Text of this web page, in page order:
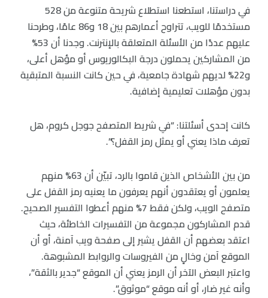
في دراستنا، استطعنا استطلاع شريحة متنوعة من 528
مستخدمًا للويب، تتراوح أعمارهم بين 18 و86 عامًا، وطرحنا
عليهم عددًا من الأسئلة المتعلقة بالإنترنت. وجدنا أن 53%
من المشاركين يحملون درجة البكالوريوس أو مؤهل أعلى،
و22% لديهم شهادة جامعية، في حين كانت النسبة المتبقية
بدون مؤهلات تعليمية إضافية.
كانت إحدى أسئلتنا: “في شريط المتصفح جوجل كروم، هل
تعرف ماذا يعني أو يمثل رمز القفل؟”.
من بين الأشخاص الذين قاموا بالرد، تبيّن أن 63% منهم
يعلمون أو يعتقدون أنهم يعرفون ما يعنيه رمز القفل على
متصفح الويب، ولكن فقط 7% منهم أعطوا التفسير الصحيح.
قدم المشاركون مجموعة من التفسيرات الخاطئة، حيث
اعتقد بعضهم أن القفل يشير إلى صفحة ويب آمنة، أو أن
الموقع آمن وخالٍ من الفيروسات والروابط المشبوهة.
واعتبر البعض الآخر أن الرمز يعني أن الموقع “جدير بالثقة”،
وأنه غير ضار، أو أنه موقع “موثوق”.